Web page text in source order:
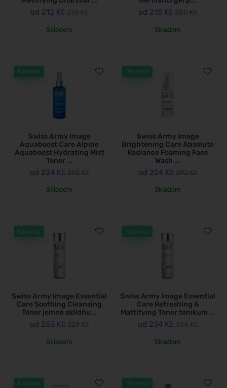
od 212 Kč 276 Kč
Skladem
od 215 Kč 280 Kč
Skladem
Novinka
Swiss Army Image
Aquaboost Care Alpine
Aquaboost Hydrating Mist
Toner ...
od 224 Kč 292 Kč
Skladem
Novinka
Swiss Army Image
Brightening Care Absolute
Radiance Foaming Face
Wash ...
od 224 Kč 292 Kč
Skladem
Novinka
Swiss Army Image Essential
Care Soothing Cleansing
Toner jemné zklidňu...
od 253 Kč 329 Kč
Skladem
Novinka
Swiss Army Image Essential
Care Refreshing &
Mattifying Toner tonikum ...
od 234 Kč 304 Kč
Skladem
Novinka Novinka